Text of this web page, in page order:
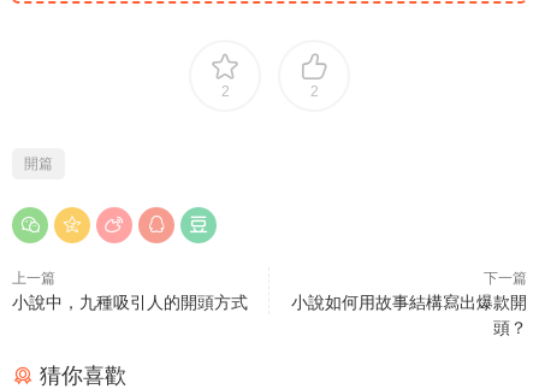
2 2
開篇
上一篇
小說中，九種吸引人的開頭方式
下一篇
小說如何用故事結構寫出爆款開
頭？
猜你喜歡